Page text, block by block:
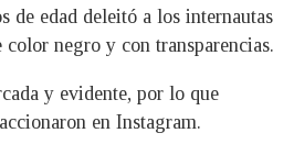
de edad deleitó a los internautas
negro y con transparencias.
y evidente, por lo que
en Instagram.